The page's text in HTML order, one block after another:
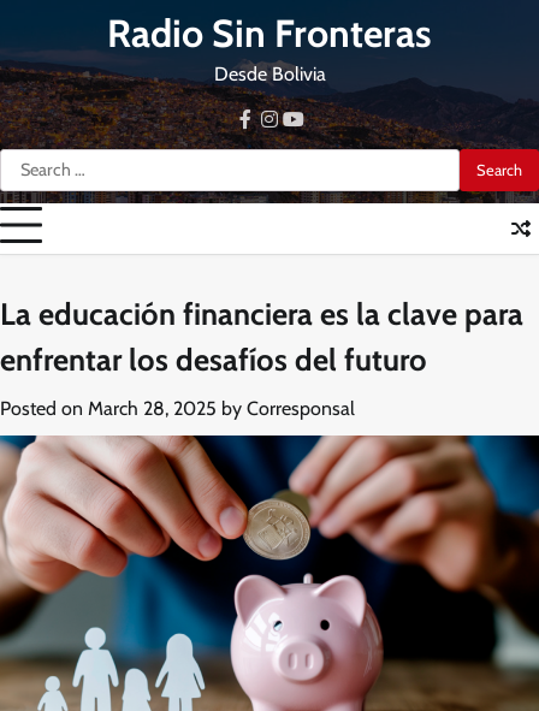
content
Radio Sin Fronteras
Desde Bolivia
Search
for:
facebook
instagram
youtube
La educación financiera es la clave para
enfrentar los desafíos del futuro
Posted on March 28, 2025 by Corresponsal